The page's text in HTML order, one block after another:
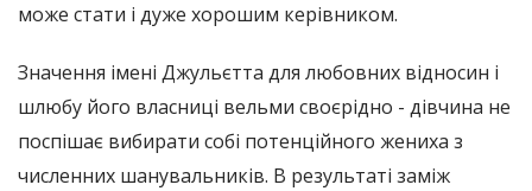
може стати і дуже хорошим керівником.
Значення імені Джульєтта для любовних відносин і
шлюбу його власниці вельми своєрідно - дівчина не
поспішає вибирати собі потенційного жениха з
численних шанувальників. В результаті заміж